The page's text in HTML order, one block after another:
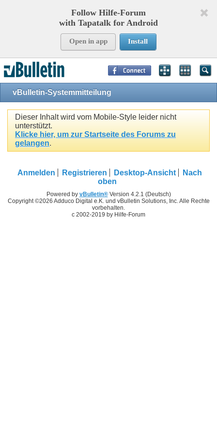
Follow Hilfe-Forum
with Tapatalk for Android
Open in app Install
vBulletin-Systemmitteilung
Dieser Inhalt wird vom Mobile-Style leider nicht
unterstützt.
Klicke hier, um zur Startseite des Forums zu
gelangen.
Anmelden Registrieren Desktop-Ansicht
Nach
oben
Powered by vBulletin®Version 4.2.1 (Deutsch)
Copyright ©2026 Adduco Digital e.K. und vBulletin Solutions, Inc. Alle Rechte
vorbehalten.
c 2002-2019 by Hilfe-Forum
Page Time:0,07885
Templates:25